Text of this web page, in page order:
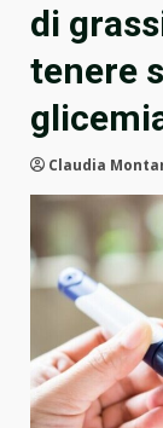
di
tenere
Claudia